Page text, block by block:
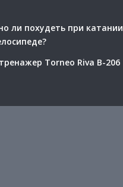
ли похудеть при катании
Torneo Riva B-206